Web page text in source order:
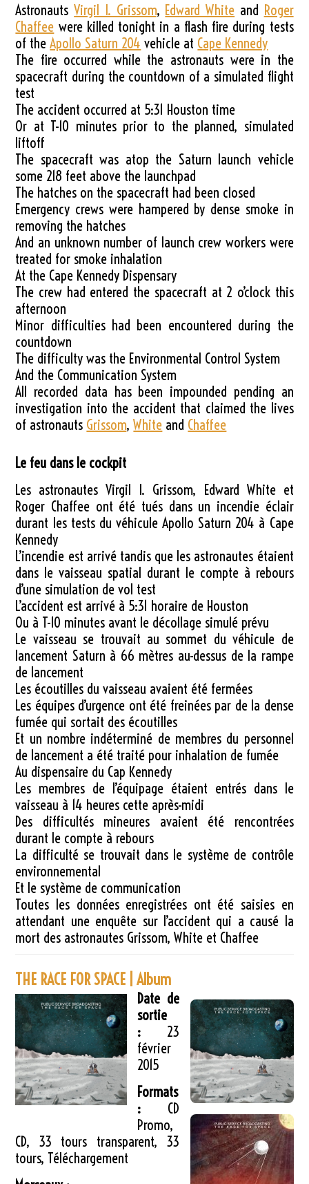
AstronautsVirgil I. Grissom, Edward White and Roger
Chaffee were killed tonight in a flash fire during tests
of theApollo Saturn 204 vehicle at Cape Kennedy
The fire occurred while the astronauts were in the
spacecraft during the countdown of a simulated flight
test
The accident occurred at 5:31 Houston time
Or at T-10 minutes prior to the planned, simulated
liftoff
The spacecraft was atop the Saturn launch vehicle
some 218 feet above the launchpad
The hatches on the spacecraft had been closed
Emergency crews were hampered by dense smoke in
removing the hatches
And an unknown number of launch crew workers were
treated for smoke inhalation
At the Cape Kennedy Dispensary
The crew had entered the spacecraft at 2 o’clock this
afternoon
Minor difficulties had been encountered during the
countdown
The difficulty was the Environmental Control System
And the Communication System
All recorded data has been impounded pending an
investigation into the accident that claimed the lives
of astronauts Grissom,White and Chaffee
Le feu dans le cockpit
Les astronautes Virgil I. Grissom, Edward White et
Roger Chaffee ont été tués dans un incendie éclair
durant les tests du véhicule Apollo Saturn 204 à Cape
Kennedy
L’incendie est arrivé tandis que les astronautes étaient
dans le vaisseau spatial durant le compte à rebours
d’une simulation de vol test
L’accident est arrivé à 5:31 horaire de Houston
Ou à T-10 minutes avant le décollage simulé prévu
Le vaisseau se trouvait au sommet du véhicule de
lancement Saturn à 66 mètres au-dessus de la rampe
de lancement
Les écoutilles du vaisseau avaient été fermées
Les équipes d’urgence ont été freinées par de la dense
fumée qui sortait des écoutilles
Et un nombre indéterminé de membres du personnel
de lancement a été traité pour inhalation de fumée
Au dispensaire du Cap Kennedy
Les membres de l’équipage étaient entrés dans le
vaisseau à 14 heures cette après-midi
Des difficultés mineures avaient été rencontrées
durant le compte à rebours
La difficulté se trouvait dans le système de contrôle
environnemental
Et le système de communication
Toutes les données enregistrées ont été saisies en
attendant une enquête sur l’accident qui a causé la
mort des astronautes Grissom, White et Chaffee
THE RACE FOR SPACE | Album
Date de
sortie
:23
février
2015
Formats
:CD
Promo,
CD, 33 tours transparent, 33
tours, Téléchargement